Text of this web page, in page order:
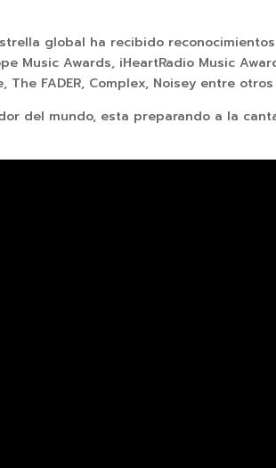
global ha recibido
Music Awards, iHeartRadio Music
FADER, Complex, Noisey entre
del mundo, esta preparando a la